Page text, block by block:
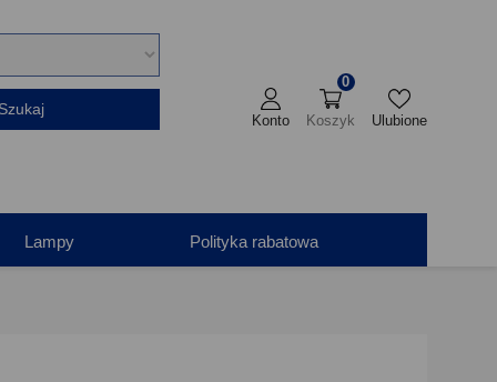
Szukaj
Konto Koszyk
0
Ulubione
Lampy Polityka rabatowa